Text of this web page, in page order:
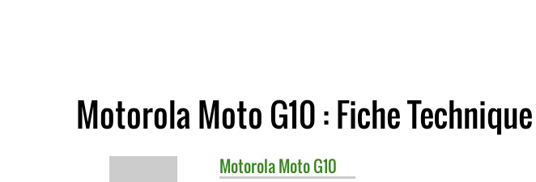
Motorola Moto G10 : Fiche Technique
MotorolaMoto G10